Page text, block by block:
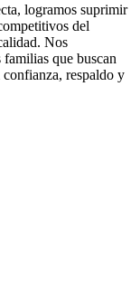
logramos suprimir
del
Nos
familias que buscan
respaldo y